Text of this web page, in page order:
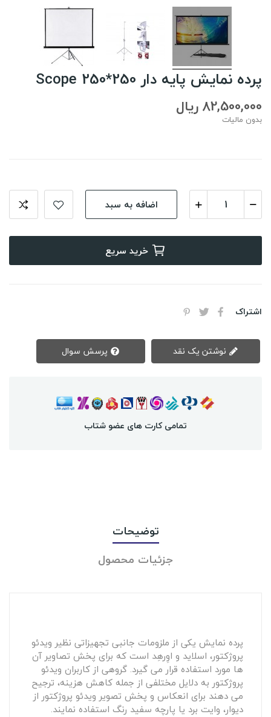
پرده نمایش پایه دار Scope 250*250
82,500,000 ریال
بدون مالیات
اضافه به سبد
خرید سریع
اشتراک
تمامی کارت های عضو شتاب
توضیحات
جزئیات محصول
پرده نمایش یکی از ملزومات جانبی تجهیزاتی نظیر ویدئو
پروژکتور، اسلاید و اوِرهِد است که برای پخش تصاویر آن
ها مورد استفاده قرار می گیرد. گروهی از کاربران ویدئو
پروژکتور به دلایل مختلفی از جمله کاهش هزینه، ترجیح
می دهند برای انعکاس و پخش تصویر ویدئو پروژکتور از
دیوار، وایت برد یا پارچه سفید رنگ استفاده نمایند.